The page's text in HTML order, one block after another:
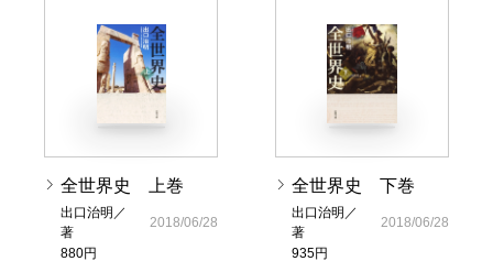
全世界史 上巻
出口治明／
著
880円
2018/06/28
全世界史 下巻
出口治明／
著
935円
2018/06/28